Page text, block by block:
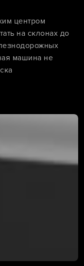
центром
на склонах до
машина не